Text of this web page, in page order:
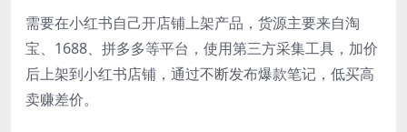
需要在小红书自己开店铺上架产品，货源主要来自淘
宝、1688、拼多多等平台，使用第三方采集工具，加价
后上架到小红书店铺，通过不断发布爆款笔记，低买高
卖赚差价。